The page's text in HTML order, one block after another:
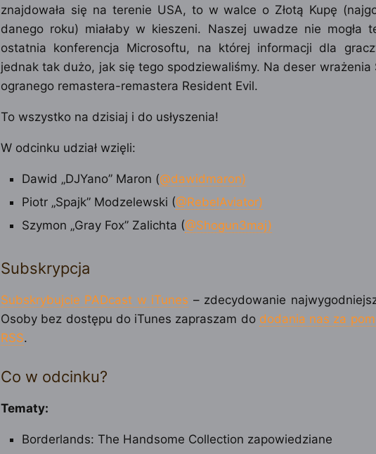
znajdowała się na terenie USA, to w walce o Złotą Kupę
danego roku) miałaby w kieszeni. Naszej uwadze nie mogła
ostatnia konferencja Microsoftu, na której informacji dla
jednak tak dużo, jak się tego spodziewaliśmy. Na deser wrażenia
ogranego remastera-remastera Resident Evil.
To wszystko na dzisiaj i do usłyszenia!
W odcinku udział wzięli:
Dawid „DJYano” Maron (@dawidmaron)
Piotr „Spajk” Modzelewski (@RebelAviator)
Szymon „Gray Fox” Zalichta (@Shogun3maj)
Subskrypcja
Subskrybujcie PADcast w iTunes – zdecydowanie
Osoby bez dostępu do iTunes zapraszam do dodania nas za
RSS.
Co w odcinku?
Tematy:
Borderlands: The Handsome Collection zapowiedziane